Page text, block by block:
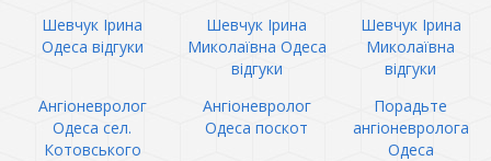
Шевчук Ірина
Одеса відгуки
Шевчук Ірина
Миколаївна Одеса
відгуки
Шевчук Ірина
Миколаївна
відгуки
Ангіоневролог
Одеса сел.
Котовського
Ангіоневролог
Одеса поскот
Порадьте
ангіоневролога
Одеса